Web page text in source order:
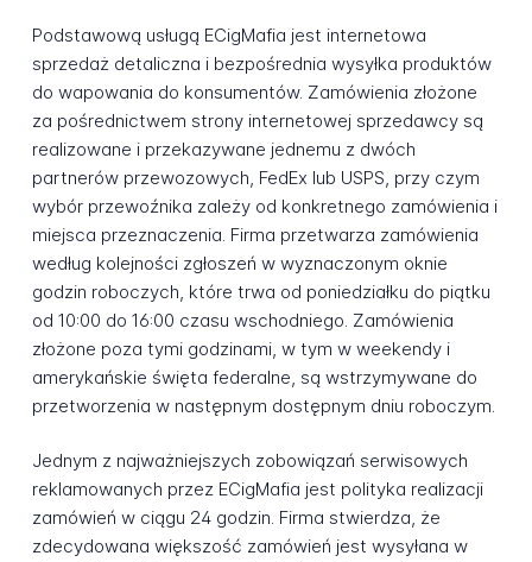
Podstawową usługą ECigMafia jest internetowa
sprzedaż detaliczna i bezpośrednia wysyłka produktów
do wapowania do konsumentów. Zamówienia złożone
za pośrednictwem strony internetowej sprzedawcy są
realizowane i przekazywane jednemu z dwóch
partnerów przewozowych, FedEx lub USPS, przy czym
wybór przewoźnika zależy od konkretnego zamówienia i
miejsca przeznaczenia. Firma przetwarza zamówienia
według kolejności zgłoszeń w wyznaczonym oknie
godzin roboczych, które trwa od poniedziałku do piątku
od 10:00 do 16:00 czasu wschodniego. Zamówienia
złożone poza tymi godzinami, w tym w weekendy i
amerykańskie święta federalne, są wstrzymywane do
przetworzenia w następnym dostępnym dniu roboczym.
Jednym z najważniejszych zobowiązań serwisowych
reklamowanych przez ECigMafia jest polityka realizacji
zamówień w ciągu 24 godzin. Firma stwierdza, że
zdecydowana większość zamówień jest wysyłana w